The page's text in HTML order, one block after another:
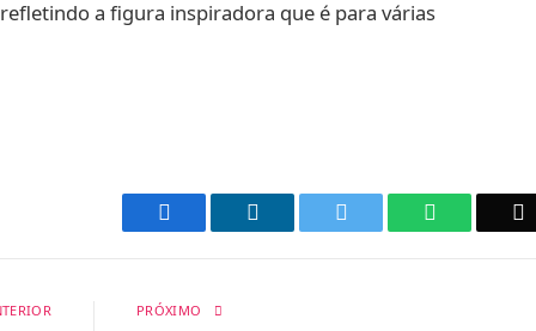
a figura inspiradora que é para várias
Facebook LinkedIn WhatsApp
PRÓXIMO